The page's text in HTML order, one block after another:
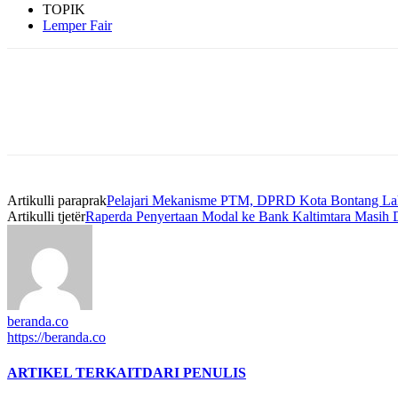
TOPIK
Lemper Fair
Artikulli paraprakPelajari Mekanisme PTM, DPRD Kota Bontang
Artikulli tjetërRaperda Penyertaan Modal ke Bank Kaltimtara Masih
beranda.co
https://beranda.co
ARTIKEL TERKAITDARI PENULIS